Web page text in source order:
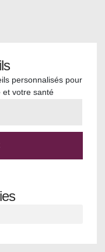
personnalisés pour
et votre santé